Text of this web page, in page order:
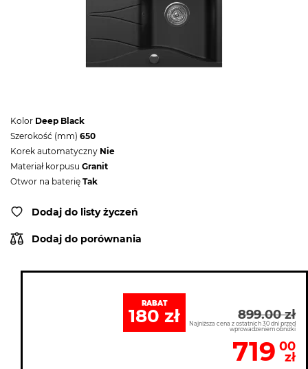
Kolor Deep Black
Szerokość (mm) 650
Korek automatyczny Nie
Materiał korpusu Granit
Otwor na baterię Tak
Dodaj do listy życzeń
Dodaj do porównania
RABAT
180 zł 899.00 zł
Najniższa cena z ostatnich 30 dni przed
wprowadzeniem obniżki
719 00
zł